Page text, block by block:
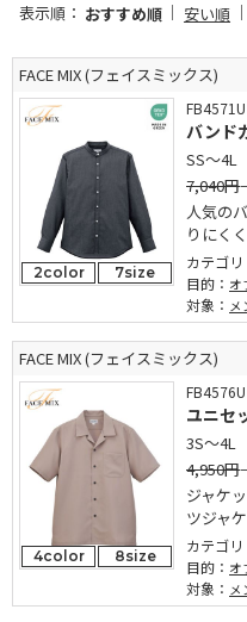
表示順： おすすめ順 安い順
FACE MIX (フェイスミックス)
2color 7size
FB4571U
バンド
SS～4L
7,040円
人気の
りにく
カテゴリ
目的： オ
対象： メ
FACE MIX (フェイスミックス)
4color 8size
FB4576U
ユニセ
3S～4L
4,950円
ジャケ
ツジャ
カテゴリ
目的： オ
対象： メ